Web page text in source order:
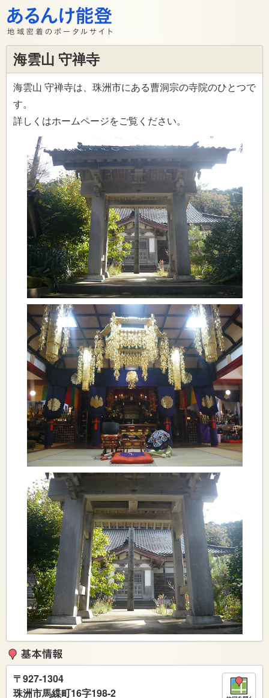
海雲山 守禅寺
海雲山 守禅寺は、珠洲市にある曹洞宗の寺院のひとつで
す。
詳しくはホームページをご覧ください。
〒927-1304
珠洲市馬緤町16字198-2